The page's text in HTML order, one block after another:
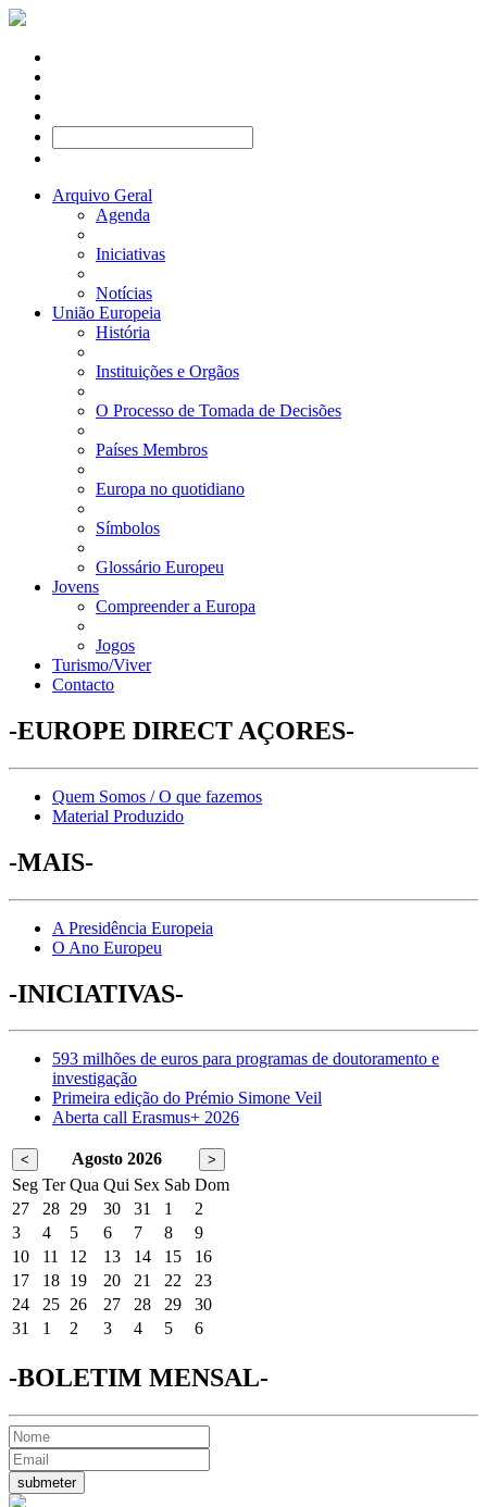
Arquivo Geral
Agenda
Iniciativas
Notícias
União Europeia
História
Instituições e Orgãos
O Processo de Tomada de Decisões
Países Membros
Europa no quotidiano
Símbolos
Glossário Europeu
Jovens
Compreender a Europa
Jogos
Turismo/Viver
Contacto
-EUROPE DIRECT AÇORES-
Quem Somos / O que fazemos
Material Produzido
-MAIS-
A Presidência Europeia
O Ano Europeu
-INICIATIVAS-
593 milhões de euros para programas de doutoramento e
investigação
Primeira edição do Prémio Simone Veil
Aberta call Erasmus+ 2026
< Agosto 2026 >
Seg Ter Qua Qui Sex Sab Dom
27
28 29 30 31 1
2
3
4 5 6 7 8
9
10
11 12 13 14 15
16
17
18 19 20 21 22
23
24
25 26 27 28 29
30
31
1 2 3 4 5 6
-BOLETIM MENSAL-